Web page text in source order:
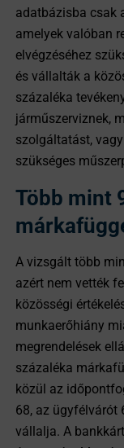
adatbázisba csak
amelyek valóban
elvégzéséhez
és vállalták a
százaléka
járműszerviznek,
szolgáltatást,
szükséges
Több mint
A vizsgált több
azért nem vették
közösségi
munkaerőhiány
megrendelések
százaléka
közül az
68, az ügyfélvárót
vállalja. A